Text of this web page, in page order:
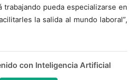
trabajando pueda especializarse en
la salida al mundo laboral”,
con Inteligencia Artificial